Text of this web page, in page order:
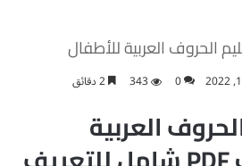
الحروف العربية للأطفال
0
343
العربية